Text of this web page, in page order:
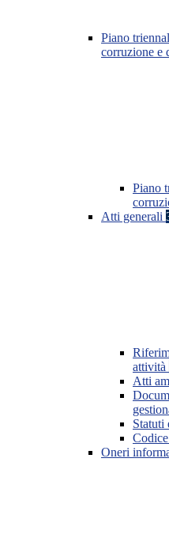
Piano
corruzione e
Piano
Atti generali
attività
Atti
Statuti
Oneri